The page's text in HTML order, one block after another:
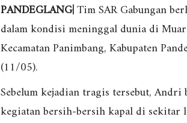
PANDEGLANG|Tim SAR Gabungan
dalam kondisi meninggal dunia di
Kecamatan Panimbang, Kabupaten
(11/05).
Sebelum kejadian tragis tersebut,
kegiatan bersih-bersih kapal di sekitar